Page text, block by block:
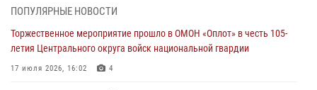
06 августа 2026, 07:50
В Костромской области продолжается проведение акции «Каникулы
с Росгвардией»
05 августа 2026, 12:04
ПОПУЛЯРНЫЕ НОВОСТИ
Торжественное мероприятие прошло в ОМОН «Оплот» в честь 105-
летия Центрального округа войск национальной гвардии
17 июля 2026, 16:02 4